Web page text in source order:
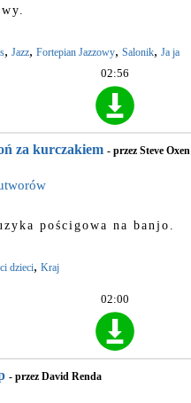
, Jazz, Fortepian Jazzowy, Salonik, Ja ja
02:56
za kurczakiem - przez Steve Oxen
pościgowa na banjo.
dzieci, Kraj
02:00
- przez David Renda